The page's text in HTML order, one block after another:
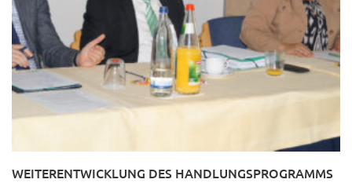
WEITERENTWICKLUNG DES HANDLUNGSPROGRAMMS